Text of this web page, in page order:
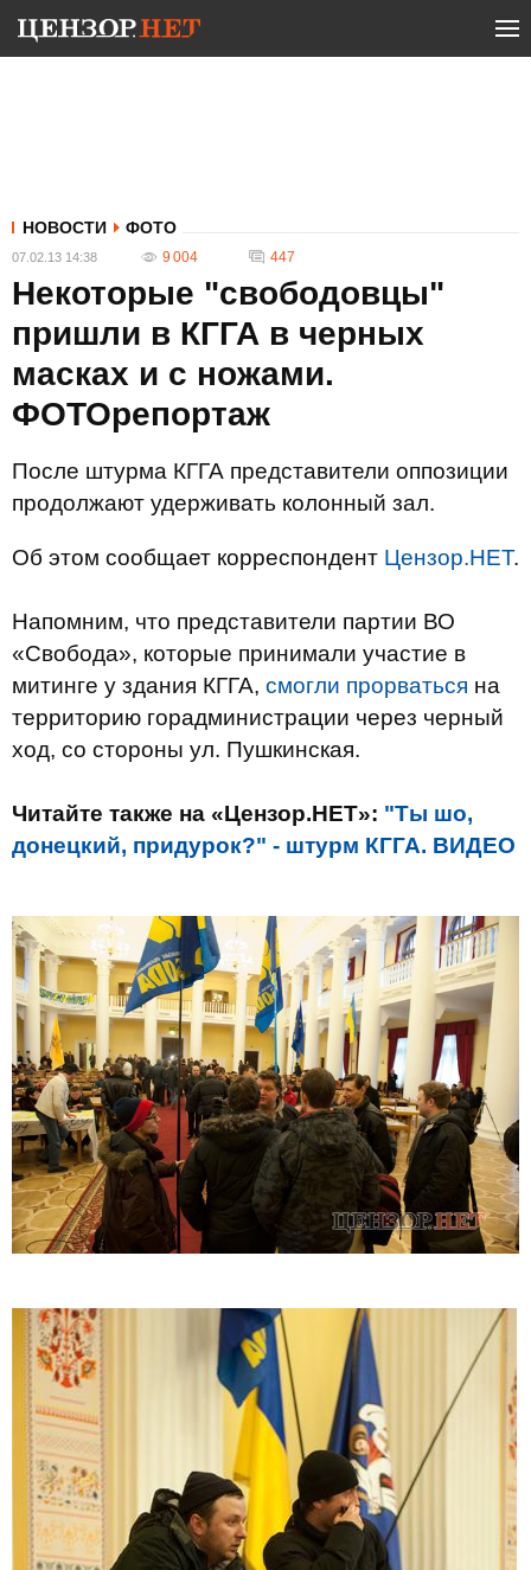
НОВОСТИ ФОТО
07.02.13 14:38 9 004 447
Некоторые "свободовцы"
пришли в КГГА в черных
масках и с ножами.
ФОТОрепортаж
После штурма КГГА представители оппозиции
продолжают удерживать колонный зал.
Об этом сообщает корреспондент Цензор.НЕТ.
Напомним, что представители партии ВО
«Свобода», которые принимали участие в
митинге у здания КГГА, смогли прорваться на
территорию горадминистрации через черный
ход, со стороны ул. Пушкинская.
Читайте также на «Цензор.НЕТ»: "Ты шо,
донецкий, придурок?" - штурм КГГА. ВИДЕО